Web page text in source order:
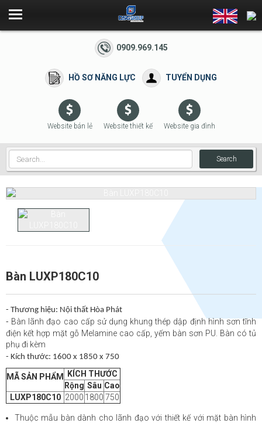
0909.969.145
HỒ SƠ NĂNG LỰC TUYỂN DỤNG
Website bán lẻ Website thiết kế Website gia đình
Search
Bàn LUXP180C10
- Thương hiệu: Nội thất Hòa Phát
- Bàn lãnh đạo cao cấp sử dụng khung thép dập định hình sơn tĩnh
điện kết hợp mặt gỗ Melamine cao cấp, yếm bàn sơn PU. Bàn có tủ
phụ đi kèm
- Kích thước: 1600 x 1850 x 750
MÃ SẢN PHẨM
KÍCH THƯỚC
Rộng Sâu Cao
LUXP180C10 2000 1800 750
Thuộc mẫu bàn dành cho lãnh đạo với thiết kế với mặt bàn hình